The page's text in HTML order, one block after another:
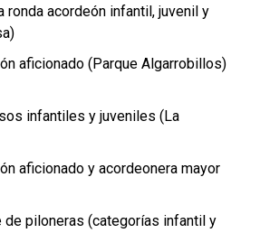
ronda acordeón infantil, juvenil y
aficionado (Parque Algarrobillos)
infantiles y juveniles (La
aficionado y acordeonera mayor
de piloneras (categorías infantil y